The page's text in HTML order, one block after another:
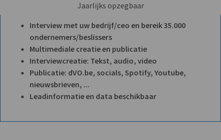
Jaarlijks opzegbaar
Interview met uw bedrijf/ceo en bereik 35.000
ondernemers/beslissers
Multimediale creatie en publicatie
Interviewcreatie: Tekst, audio, video
Publicatie: dVO.be, socials, Spotify, Youtube,
nieuwsbrieven, ...
Leadinformatie en data beschikbaar